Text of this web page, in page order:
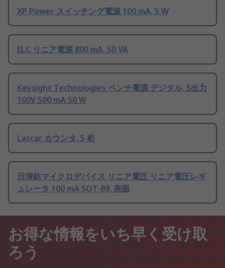
XP Power スイッチング電源 100 mA, 5 W
ELC リニア電源 800 mA, 50 VA
Keysight Technologies ベンチ電源 デジタル, 5出力
100V 500 mA 50 W
Lascar カウンタ, 5 桁
日清紡マイクロデバイス リニア電圧 リニア電圧レギ
ュレータ 100 mA SOT-89, 表面
お得な情報をいち早く受け取
ろう